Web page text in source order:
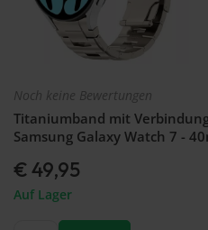
Noch keine Bewertungen
Titaniumband mit
Samsung Galaxy Watch 7 -
€ 49,95
Auf Lager